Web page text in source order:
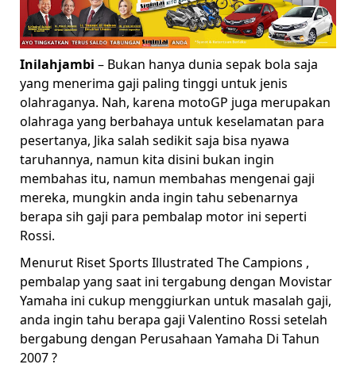
Inilahjambi – Bukan hanya dunia sepak bola saja
yang menerima gaji paling tinggi untuk jenis
olahraganya. Nah, karena motoGP juga merupakan
olahraga yang berbahaya untuk keselamatan para
pesertanya, Jika salah sedikit saja bisa nyawa
taruhannya, namun kita disini bukan ingin
membahas itu, namun membahas mengenai gaji
mereka, mungkin anda ingin tahu sebenarnya
berapa sih gaji para pembalap motor ini seperti
Rossi.
Menurut Riset Sports Illustrated The Campions ,
pembalap yang saat ini tergabung dengan Movistar
Yamaha ini cukup menggiurkan untuk masalah gaji,
anda ingin tahu berapa gaji Valentino Rossi setelah
bergabung dengan Perusahaan Yamaha Di Tahun
2007 ?